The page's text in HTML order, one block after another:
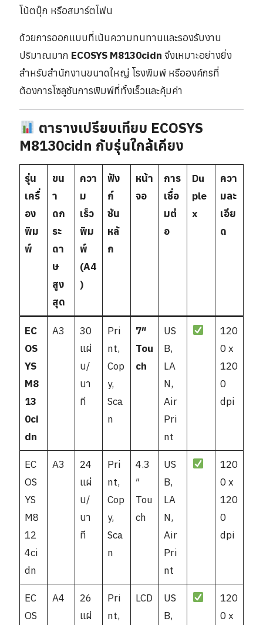
โน้ตบุ๊ก หรือสมาร์ตโฟน
ด้วยการออกแบบที่เน้นความทนทานและรองรับงาน
ปริมาณมาก ECOSYS M8130cidn จึงเหมาะอย่างยิ่ง
สำหรับสำนักงานขนาดใหญ่ โรงพิมพ์ หรือองค์กรที่
ต้องการโซลูชันการพิมพ์ที่ทั้งเร็วและคุ้มค่า
ตารางเปรียบเทียบ ECOSYS
M8130cidn กับรุ่นใกล้เคียง
รุ่น
เครื่
อง
พิม
พ์
ขน
า
ดก
ระ
ดา
ษ
สูง
สุด
ควา
ม
เร็ว
พิม
พ์
(A4
)
ฟัง
ก์
ชัน
หลั
ก
หน้า
จอ
การ
เชื่อ
มต่
อ
Du
ple
x
ควา
มละ
เอีย
ด
EC
OS
YS
M8
13
0ci
dn
A3
30
แผ่
น/
นา
ที
Pri
nt,
Cop
y,
Sca
n
7″
Tou
ch
US
B,
LA
N,
Air
Pri
nt
120
0 x
120
0
dpi
EC
OS
YS
M8
12
4ci
dn
A3
24
แผ่
น/
นา
ที
Pri
nt,
Cop
y,
Sca
n
4.3
″
Tou
ch
US
B,
LA
N,
Air
Pri
nt
120
0 x
120
0
dpi
EC
OS
A4
26
แผ่
Pri
nt,
LCD
US
B,
120
0 x